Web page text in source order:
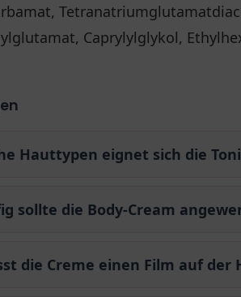
Caprylylglykol,
Hauttypen eignet sich die
sollte die Body-Cream
die Creme einen Film auf der